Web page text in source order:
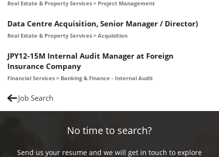
Real Estate & Property Services > Project Management
Data Centre Acquisition, Senior Manager / Director)
Real Estate & Property Services > Acquisition
JPY12-15M Internal Audit Manager at Foreign
Insurance Company
Financial Services > Banking & Finance - Internal Audit
Job Search
No time to search?
Send us your resume and we will get in touch to explore